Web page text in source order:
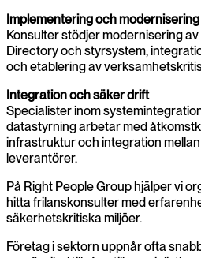
Implementering och
Konsulter stödjer modernisering
Directory och styrsystem,
och etablering av
Integration och säker drift
Specialister inom
datastyrning arbetar med
infrastruktur och integration
leverantörer.
På Right People Group hjälper vi
hitta frilanskonsulter med
säkerhetskritiska miljöer.
Företag i sektorn uppnår ofta